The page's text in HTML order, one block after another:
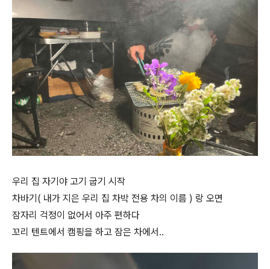
우리 집 자기야 고기 굽기 시작
차바기( 내가 지은 우리 집 차박 전용 차의 이름 ) 랑 오면
잠자리 걱정이 없어서 아주 편하다
꼬리 텐트에서 캠핑을 하고 잠은 차에서..